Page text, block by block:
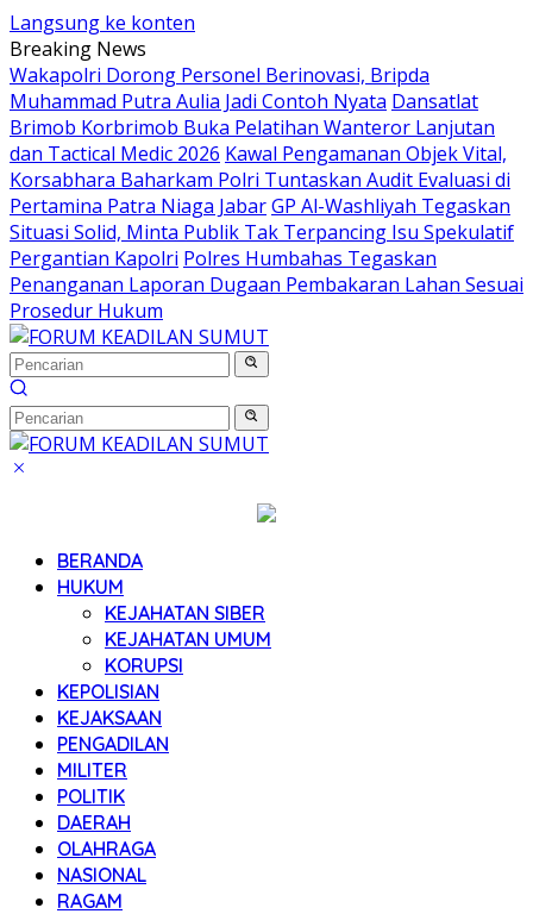
Langsung ke konten
Breaking News
Wakapolri Dorong Personel Berinovasi, Bripda
Muhammad Putra Aulia Jadi Contoh Nyata Dansatlat
Brimob Korbrimob Buka Pelatihan Wanteror Lanjutan
dan Tactical Medic 2026 Kawal Pengamanan Objek Vital,
Korsabhara Baharkam Polri Tuntaskan Audit Evaluasi di
Pertamina Patra Niaga JabarGP Al-Washliyah Tegaskan
Situasi Solid, Minta Publik Tak Terpancing Isu Spekulatif
Pergantian Kapolri Polres Humbahas Tegaskan
Penanganan Laporan Dugaan Pembakaran Lahan Sesuai
Prosedur Hukum
BERANDA
HUKUM
KEJAHATAN SIBER
KEJAHATAN UMUM
KORUPSI
KEPOLISIAN
KEJAKSAAN
PENGADILAN
MILITER
POLITIK
DAERAH
OLAHRAGA
NASIONAL
RAGAM